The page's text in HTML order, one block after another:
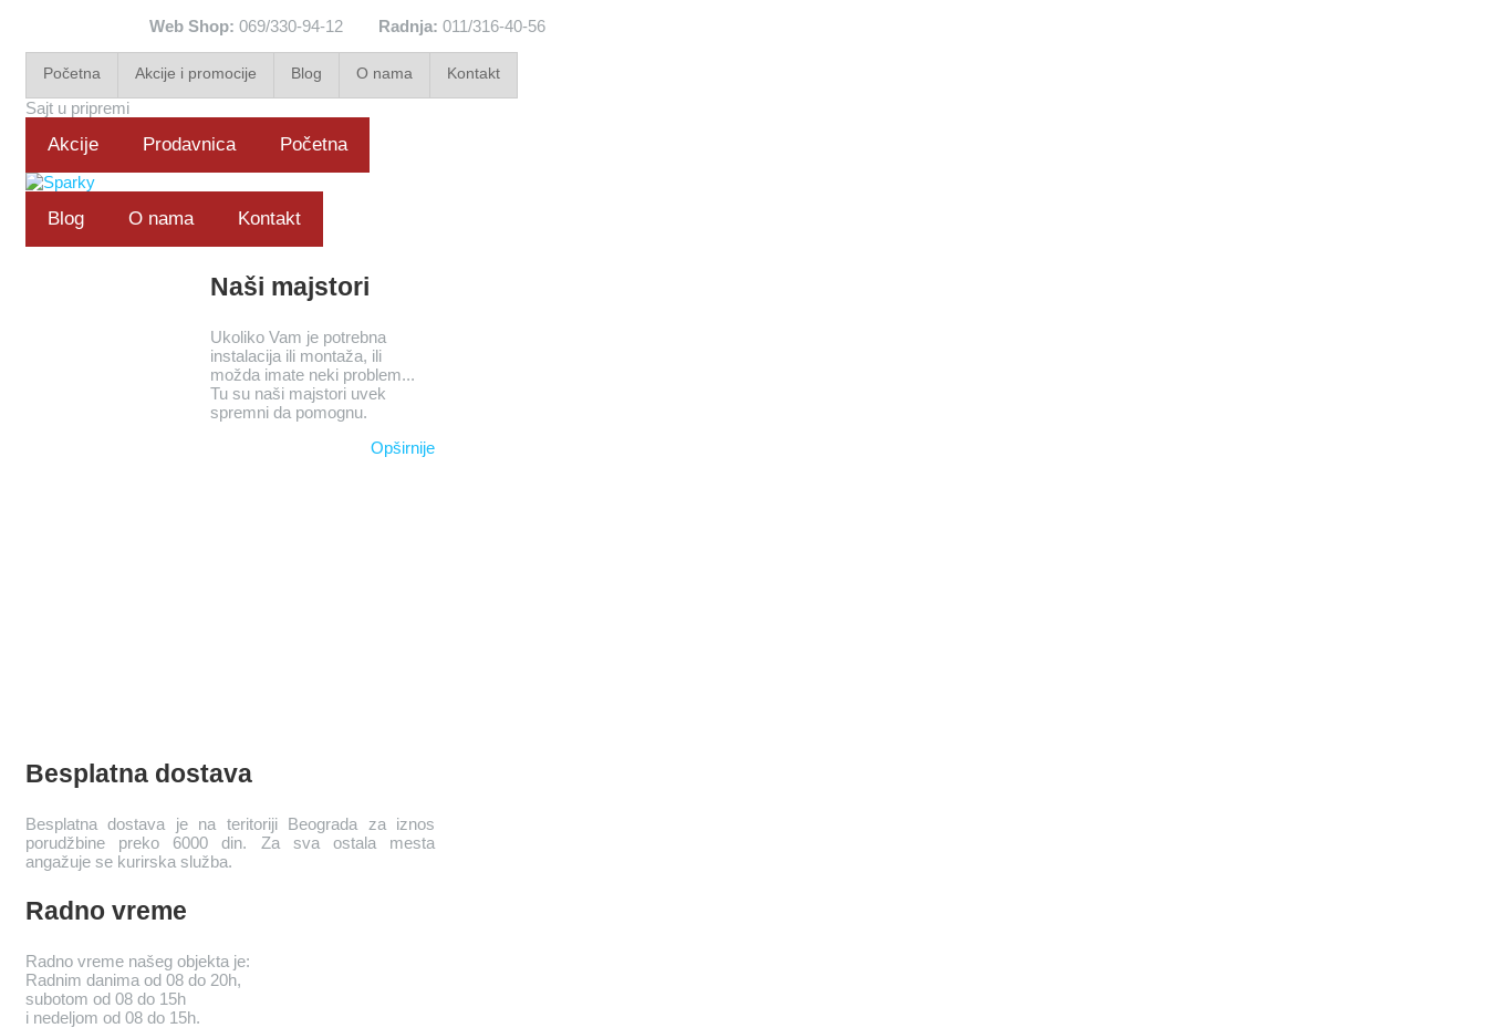
Web Shop: 069/330-94-12 Radnja: 011/316-40-56
Početna Akcije i promocije Blog O nama Kontakt
Sajt u pripremi
Akcije Prodavnica Početna
Blog O nama Kontakt
Naši majstori
Ukoliko Vam je potrebna
instalacija ili montaža, ili
možda imate neki problem...
Tu su naši majstori uvek
spremni da pomognu.
Opširnije
Besplatna dostava
Besplatna dostava je na teritoriji Beograda za iznos
porudžbine preko 6000 din. Za sva ostala mesta
angažuje se kurirska služba.
Radno vreme
Radno vreme našeg objekta je:
Radnim danima od 08 do 20h,
subotom od 08 do 15h
i nedeljom od 08 do 15h.